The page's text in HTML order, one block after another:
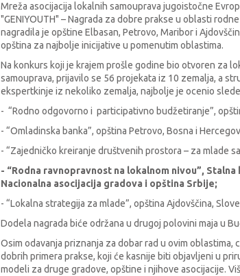
Mreža asocijacija lokalnih samouprava jugoistočne
"GENIYOUTH" – Nagrada za dobre prakse u oblasti
nagradila je opštine Elbasan, Petrovo, Maribor i
opština za najbolje inicijative u pomenutim oblastima.
Na konkurs koji je krajem prošle godine bio otvoren za
samouprava, prijavilo se 56 projekata iz 10 zemalja, a
ekspertkinje iz nekoliko zemalja, najbolje je ocenio
- “Rodno odgovorno i participativno budžetiranje”,
- “Omladinska banka”, opština Petrovo, Bosna i
- “Zajedničko kreiranje društvenih prostora – za mlade
- “Rodna ravnopravnost na lokalnom nivou”,
Nacionalna asocijacija gradova i opština Srbije;
- “Lokalna strategija za mlade”, opština Ajdovščina,
Dodela nagrada biće održana u drugoj polovini maja u
Osim odavanja priznanja za dobar rad u ovim oblastima,
dobrih primera prakse, koji će kasnije biti objavljeni u
modeli za druge gradove, opštine i njihove asocijacije.